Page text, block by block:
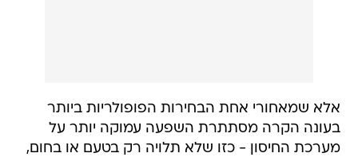
אלא שמאחורי אחת הבחירות הפופולריות ביותר
בעונה הקרה מסתתרת השפעה עמוקה יותר על
מערכת החיסון - כזו שלא תלויה רק בטעם או בחום,